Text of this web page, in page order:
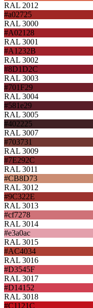
RAL 2012
#a02725
RAL 3000
#A02128
RAL 3001
#A1232B
RAL 3002
#8D1D2C
RAL 3003
#701F29
RAL 3004
#581e29
RAL 3005
#402225
RAL 3007
#703731
RAL 3009
#7E292C
RAL 3011
#CB8D73
RAL 3012
#9C322E
RAL 3013
#cf7278
RAL 3014
#e3a0ac
RAL 3015
#AC4034
RAL 3016
#D3545F
RAL 3017
#D14152
RAL 3018
#C1121C